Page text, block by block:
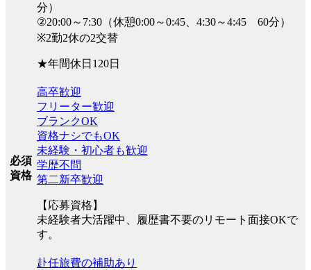
分）
②20:00～7:30（休憩0:00～0:45、4:30～4:45 60分）
※2勤2休の2交替
★年間休日120日
必須
資格
高卒歓迎
フリーター歓迎
ブランクOK
資格ナシでもOK
未経験・初心者も歓迎
学歴不問
第二新卒歓迎
【応募資格】
未経験者大活躍中、履歴書不要のリモート面接OKで
す。
赴任旅費の補助あり